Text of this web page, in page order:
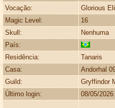
Vocação:
Glorious
Magic Level:
16
Skull:
Nenhuma
País:
Residência:
Tanaris
Casa:
Andorhal
Guild:
Gryffindor
Último login:
08/05/